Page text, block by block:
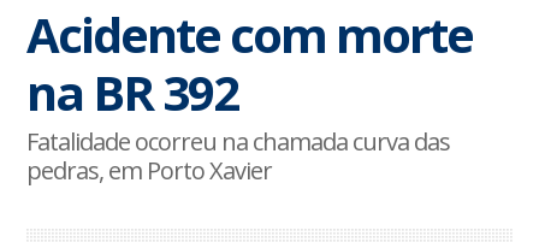
Acidente com morte
na BR 392
Fatalidade ocorreu na chamada curva das
pedras, em Porto Xavier